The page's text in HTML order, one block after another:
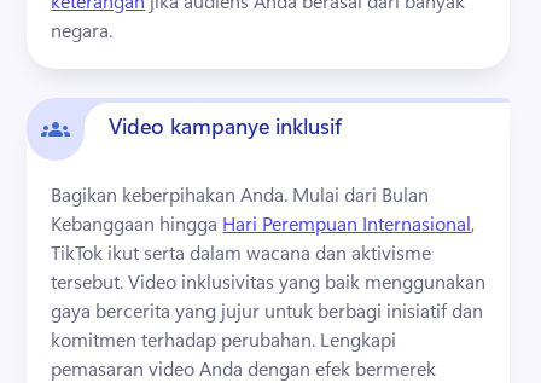
negara.
Video kampanye inklusif
Bagikan keberpihakan Anda. Mulai dari Bulan
Kebanggaan hingga Hari Perempuan Internasional,
TikTok ikut serta dalam wacana dan aktivisme
tersebut. Video inklusivitas yang baik menggunakan
gaya bercerita yang jujur untuk berbagi inisiatif dan
komitmen terhadap perubahan. Lengkapi
pemasaran video Anda dengan efek bermerek